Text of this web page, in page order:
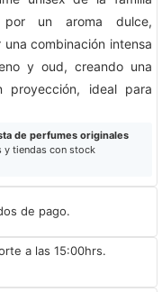
por un aroma dulce,
combinación intensa
y oud, creando una
ideal para
de perfumes originales
y tiendas con stock
de pago.
a las 15:00hrs.